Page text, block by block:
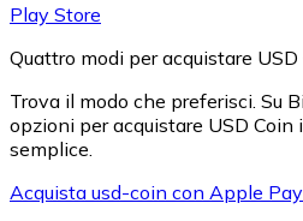
Play Store
Quattro modi per acquistare
Trova il modo che preferisci. Su
opzioni per acquistare USD Coin
semplice.
Acquista usd-coin con Apple